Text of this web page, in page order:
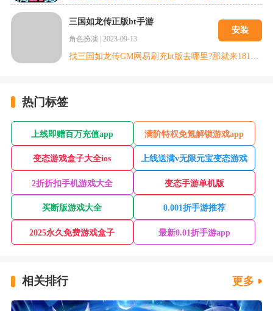
三国如龙传正版bt手游
角色扮演 2023-09-13
安装
热门标签
上线即赠百万充值app 满阶特权免氪解锁游戏app
变态游戏盒子大全ios 上线送满v无限元宝变态游戏
2折折扣手机游戏大全 变态手游单机版
买断版游戏大全 0.001折手游推荐
2025永久免费游戏盒子 最新0.01折手游app
相关排行 更多